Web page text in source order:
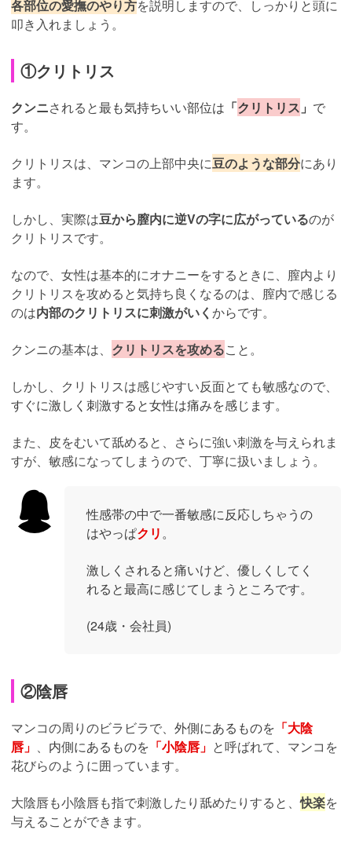
各部位の愛撫のやり方を説明しますので、しっかりと頭に
叩き入れましょう。
①クリトリス
クンニされると最も気持ちいい部位は 「クリトリス 」 で
す。
クリトリスは、マンコの上部中央に豆のような部分にあり
ます。
しかし、実際は豆から膣内に逆Vの字に広がっているのが
クリトリスです。
なので、女性は基本的にオナニーをするときに、膣内より
クリトリスを攻めると気持ち良くなるのは、膣内で感じる
のは内部のクリトリスに刺激がいく からです。
クンニの基本は、 クリトリスを攻めること。
しかし、クリトリスは感じやすい反面とても敏感なので、
すぐに激しく刺激すると女性は痛みを感じます。
また、皮をむいて舐めると、さらに強い刺激を与えられま
すが、敏感になってしまうので、丁寧に扱いましょう。
性感帯の中で一番敏感に反応しちゃうの
はやっぱクリ。
激しくされると痛いけど、優しくしてく
れると最高に感じてしまうところです。
(24歳・会社員)
②陰唇
マンコの周りのビラビラで、 外側にあるものを 「大陰
唇」 、 内側にあるものを 「小陰唇」 と呼ばれて、マンコを
花びらのように囲っています。
大陰唇も小陰唇も指で刺激したり舐めたりすると、快楽を
与えることができます。